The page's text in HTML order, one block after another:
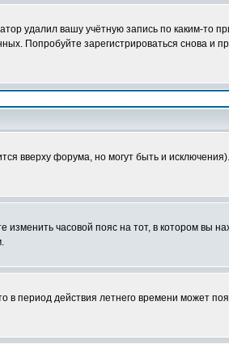
удалил вашу учётную запись по каким-то
Попробуйте зарегистрироваться снова и
вверху форума, но могут быть и
часовой пояс на тот, в котором вы
в период действия летнего времени может